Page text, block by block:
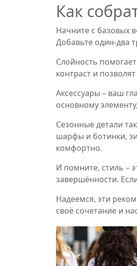
Как
Начните с базовых
Добавьте один‑два
Слойность
контраст и
Аксессуары – ваш
основному
Сезонные детали
шарфы и ботинки,
комфортно.
И помните, стиль –
завершённости.
Надеемся, эти
своё сочетание и